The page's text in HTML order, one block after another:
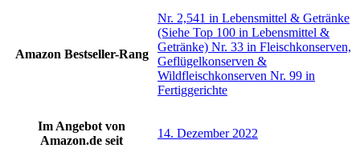
Amazon Bestseller-Rang
Nr. 2,541 in Lebensmittel & Getränke
(Siehe Top 100 in Lebensmittel &
Getränke) Nr. 33 in Fleischkonserven,
Geflügelkonserven &
Wildfleischkonserven Nr. 99 in
Fertiggerichte
Im Angebot von
Amazon.de seit
14. Dezember 2022